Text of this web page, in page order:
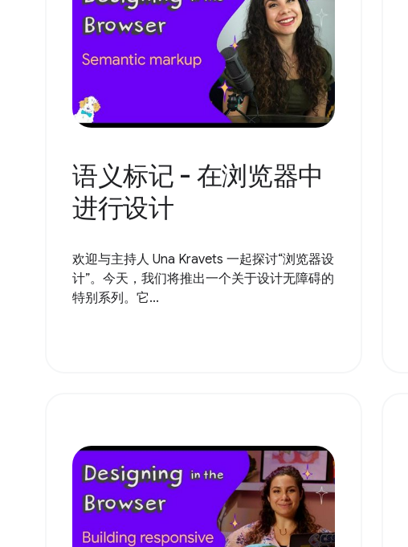
语义标记 - 在浏览器中
进行设计
欢迎与主持人 Una Kravets 一起探讨“浏览器设
计”。今天，我们将推出一个关于设计无障碍的
特别系列。它...